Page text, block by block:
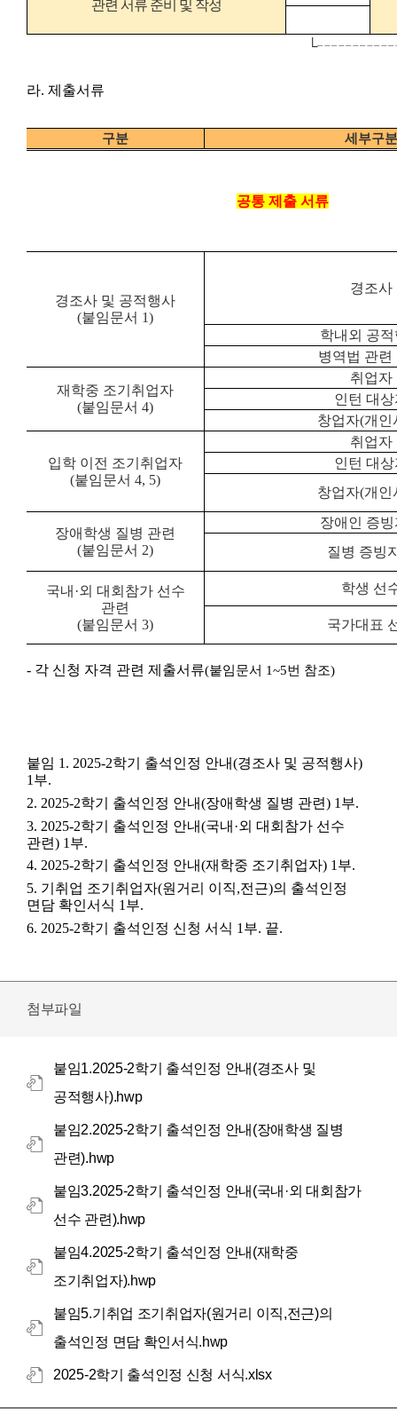
관련 서류 준비 및 작성
라. 제출서류
구분 세부구분
공통 제출 서류
경조사 및 공적행사
(붙임문서 1)
경조사
학내외 공
병역법 관련
재학중 조기취업자
(붙임문서 4)
취업자
인턴 대
창업자(개인
입학 이전 조기취업자
(붙임문서 4, 5)
취업자
인턴 대
창업자(개인
장애학생 질병 관련
(붙임문서 2)
장애인 증
질병 증빙
국내 ·외 대회참가 선수
관련
(붙임문서 3)
학생 선
국가대표
- 각 신청 자격 관련 제출서류(붙임문서 1~5번 참조)
붙임 1. 2025-2학기 출석인정 안내(경조사 및 공적행사)
1부.
2. 2025-2학기 출석인정 안내(장애학생 질병 관련) 1부.
3. 2025-2학기 출석인정 안내(국내·외 대회참가 선수
관련) 1부.
4. 2025-2학기 출석인정 안내(재학중 조기취업자) 1부.
5. 기취업 조기취업자(원거리 이직,전근)의 출석인정
면담 확인서식 1부.
6. 2025-2학기 출석인정 신청 서식 1부. 끝.
첨부파일
붙임1.2025-2학기 출석인정 안내(경조사 및
공적행사).hwp
붙임2.2025-2학기 출석인정 안내(장애학생 질병
관련).hwp
붙임3.2025-2학기 출석인정 안내(국내·외 대회참가
선수 관련).hwp
붙임4.2025-2학기 출석인정 안내(재학중
조기취업자).hwp
붙임5.기취업 조기취업자(원거리 이직,전근)의
출석인정 면담 확인서식.hwp
2025-2학기 출석인정 신청 서식.xlsx